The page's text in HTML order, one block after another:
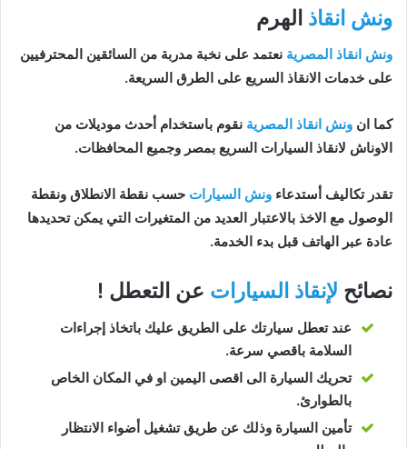
ونش انقاذ الهرم
ونش انقاذ المصرية نعتمد على نخبة مدربة من السائقين المحترفيين
على خدمات الانقاذ السريع على الطرق السريعة.
كما ان ونش انقاذ المصرية نقوم باستخدام أحدث موديلات من
الاوناش لانقاذ السيارات السريع بمصر وجميع المحافظات.
تقدر تكاليف أستدعاء ونش السيارات حسب نقطة الانطلاق ونقطة
الوصول مع الاخذ بالاعتبار العديد من المتغيرات التي يمكن تحديدها
عادة عبر الهاتف قبل بدء الخدمة.
نصائح لإنقاذ السيارات عن التعطل !
عند تعطل سيارتك على الطريق عليك باتخاذ إجراءات
السلامة باقصي سرعة.
تحريك السيارة الى اقصى اليمين او في المكان الخاص
بالطوارئ.
تأمين السيارة وذلك عن طريق تشغيل أضواء الانتظار